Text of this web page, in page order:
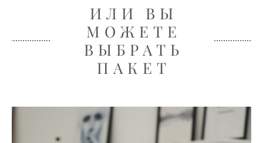
ИЛИ ВЫ
МОЖЕТЕ
ВЫБРАТЬ
ПАКЕТ